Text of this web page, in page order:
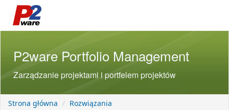
P2ware Portfolio Management
Zarządzanie projektami i portfelem projektów
Strona główna Rozwiązania